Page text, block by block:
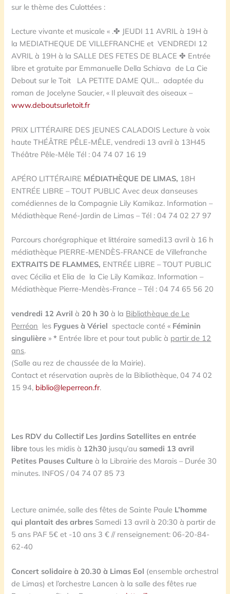
sur le thème des Culottées :
Lecture vivante et musicale « .✤ JEUDI 11 AVRIL à 19H à
la MEDIATHEQUE DE VILLEFRANCHE et VENDREDI 12
AVRIL à 19H à la SALLE DES FETES DE BLACE ✤ Entrée
libre et gratuite par Emmanuelle Della Schiava de La Cie
Debout sur le Toit LA PETITE DAME QUI… adaptée du
roman de Jocelyne Saucier, « Il pleuvait des oiseaux –
www.deboutsurletoit.fr
PRIX LITTÉRAIRE DES JEUNES CALADOIS Lecture à voix
haute THÉÂTRE PÊLE-MÊLE, vendredi 13 avril à 13H45
Théâtre Pêle-Mêle Tél : 04 74 07 16 19
APÉRO LITTÉRAIRE MÉDIATHÈQUE DE LIMAS, 18H
ENTRÉE LIBRE – TOUT PUBLIC Avec deux danseuses
comédiennes de la Compagnie Lily Kamikaz. Information –
Médiathèque René-Jardin de Limas – Tél : 04 74 02 27 97
Parcours chorégraphique et littéraire samedi13 avril à 16 h
médiathèque PIERRE-MENDÈS-FRANCE de Villefranche
EXTRAITS DE FLAMMES, ENTRÉE LIBRE – TOUT PUBLIC
avec Cécilia et Elia de la Cie Lily Kamikaz. Information –
Médiathèque Pierre-Mendès-France – Tél : 04 74 65 56 20
vendredi 12 Avril à 20 h 30 à la Bibliothèque de Le
Perréon les Fygues à Vériel spectacle conté « Féminin
singulière »* Entrée libre et pour tout public à partir de 12
ans.
(Salle au rez de chaussée de la Mairie).
Contact et réservation auprès de la Bibliothèque, 04 74 02
15 94, biblio@leperreon.fr.
Les RDV du Collectif Les Jardins Satellites en entrée
libre tous les midis à 12h30 jusqu’au samedi 13 avril
Petites Pauses Culture à la Librairie des Marais – Durée 30
minutes. INFOS / 04 74 07 85 73
Lecture animée, salle des fêtes de Sainte Paule L’homme
qui plantait des arbres Samedi 13 avril à 20:30 à partir de
5 ans PAF 5€ et -10 ans 3 € // renseignement: 06-20-84-
62-40
Concert solidaire à 20.30 à Limas Eol (ensemble orchestral
de Limas) et l’orchestre Lancen à la salle des fêtes rue